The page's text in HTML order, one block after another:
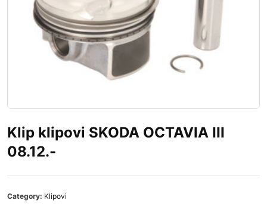
Klip klipovi SKODA OCTAVIA III
08.12.-
Category: Klipovi